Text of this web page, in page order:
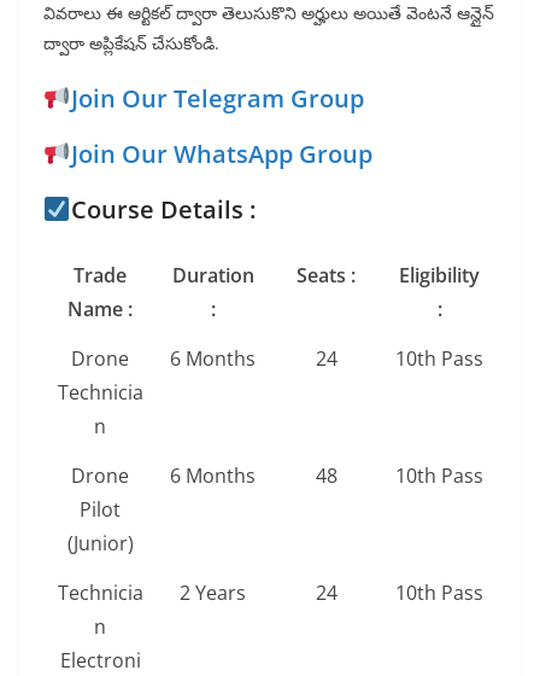
వివరాలు ఈ ఆర్టికల్ ద్వారా తెలుసుకొని అర్హులు అయితే వెంటనే ఆన్లైన్
ద్వారా అప్లికేషన్ చేసుకోండి.
Join Our Telegram Group
Join Our WhatsApp Group
Course Details :
Trade
Name :
Duration
:
Seats :
Eligibility
:
Drone
Technicia
n
6 Months 24 10th Pass
Drone
Pilot
(Junior)
6 Months 48 10th Pass
Technicia
n
Electroni
2 Years 24 10th Pass